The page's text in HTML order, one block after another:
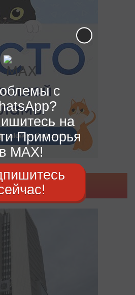
с
на
Приморья
в MAX!